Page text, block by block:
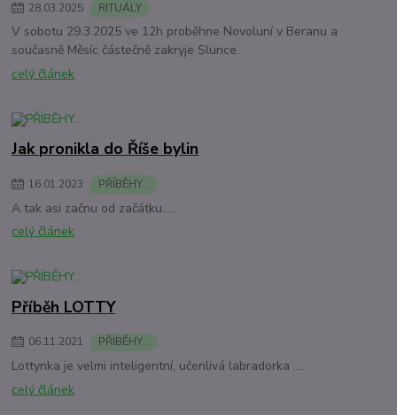
28.03.2025 RITUÁLY
V sobotu 29.3.2025 ve 12h proběhne Novoluní v Beranu a
současně Měsíc částečně zakryje Slunce.
celý článek
Jak pronikla do Říše bylin
16.01.2023 PŘÍBĚHY...
A tak asi začnu od začátku.....
celý článek
Příběh LOTTY
06.11.2021 PŘÍBĚHY...
Lottynka je velmi inteligentní, učenlivá labradorka ....
celý článek